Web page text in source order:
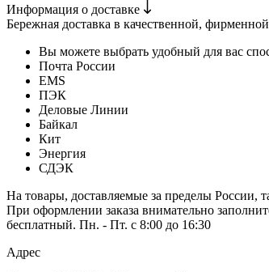
Информация о доставке
Бережная доставка в качественной,
Вы можете выбрать удобный для вас
Почта России
EMS
ПЭК
Деловые Линии
Байкал
Кит
Энергия
СДЭК
На товары, доставляемые за пределы России,
При оформлении заказа внимательно
бесплатный. Пн. - Пт. с 8:00 до 16:30
Адрес